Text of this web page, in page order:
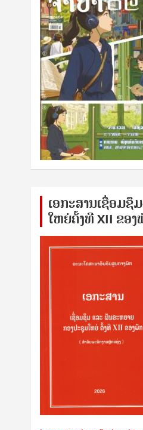
ເອກ​ະ​ສານ​ເຊ​ື່ອມ​ຊ​ຶ
ໃຫຍ່​ຄັ້ງ​ທີ XII ຂອງ​